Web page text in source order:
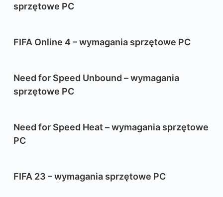
sprzętowe PC
FIFA Online 4 – wymagania sprzętowe PC
Need for Speed Unbound – wymagania
sprzętowe PC
Need for Speed Heat – wymagania sprzętowe
PC
FIFA 23 – wymagania sprzętowe PC